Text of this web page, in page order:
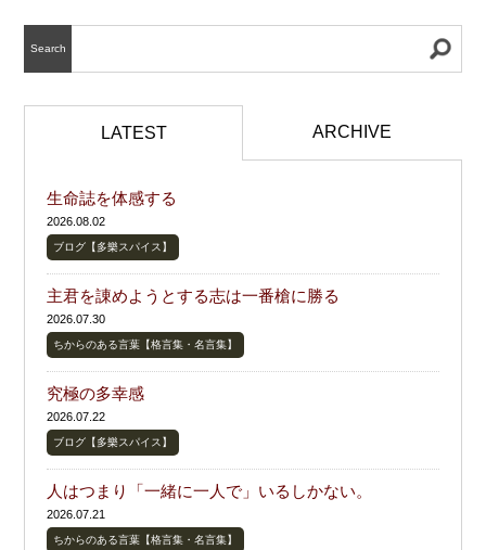
Search
LATEST ARCHIVE
生命誌を体感する
2026.08.02
ブログ【多樂スパイス】
主君を諌めようとする志は一番槍に勝る
2026.07.30
ちからのある言葉【格言集・名言集】
究極の多幸感
2026.07.22
ブログ【多樂スパイス】
人はつまり「一緒に一人で」いるしかない。
2026.07.21
ちからのある言葉【格言集・名言集】